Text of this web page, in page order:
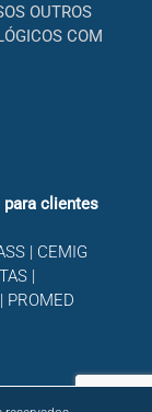
OUTROS
COM
clientes
| CEMIG
|
PROMED